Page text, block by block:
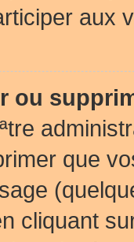
aux
ou
que
cliquant